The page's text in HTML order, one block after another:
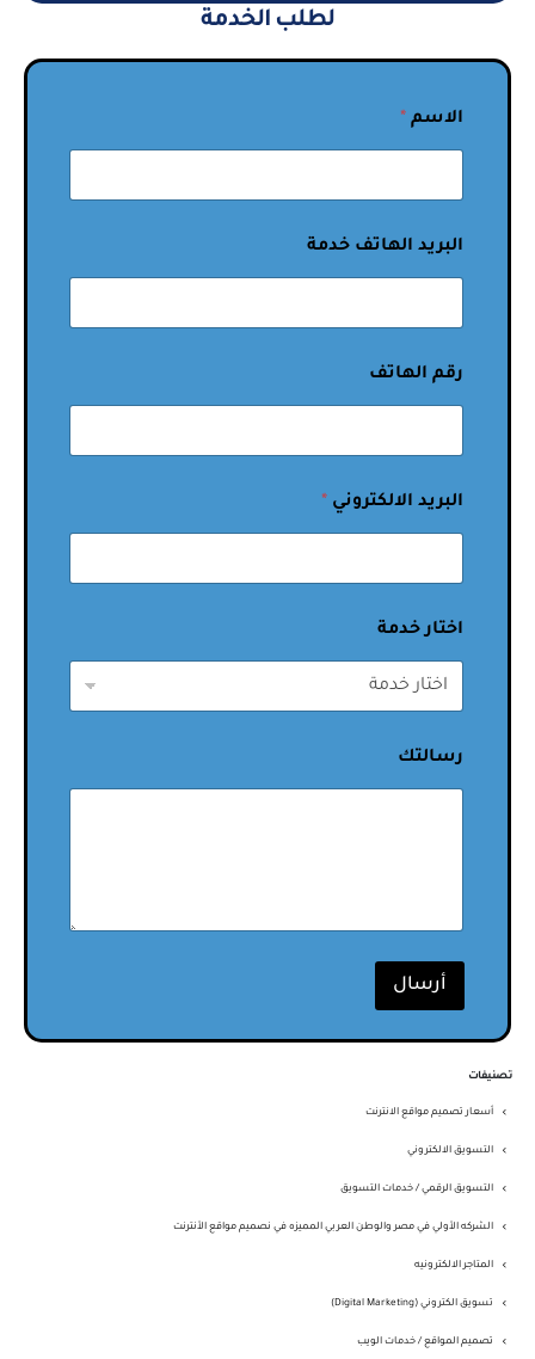
لطلب الخدمة
الاسم *
البريد الهاتف خدمة
رقم الهاتف
البريد الالكتروني *
اختار خدمة
رسالتك
أرسال
تصنيفات
أسعار تصميم مواقع الانترنت
التسويق الالكتروني
التسويق الرقمي / خدمات التسويق
الشركه الأولي في مصر والوطن العربي المميزه في نصميم مواقع الأنترنت
المتاجر الالكترونيه
تسويق الكتروني (Digital Marketing)
تصميم المواقع / خدمات الويب